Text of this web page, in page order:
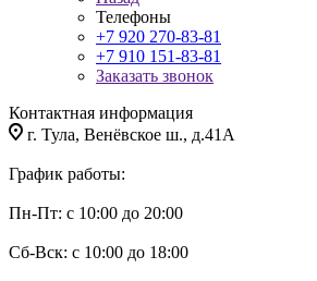
Телефоны
+7 920 270-83-81
+7 910 151-83-81
Заказать звонок
Контактная информация
г. Тула, Венёвское ш., д.41А
График работы:
Пн-Пт: с 10:00 до 20:00
Сб-Вск: с 10:00 до 18:00